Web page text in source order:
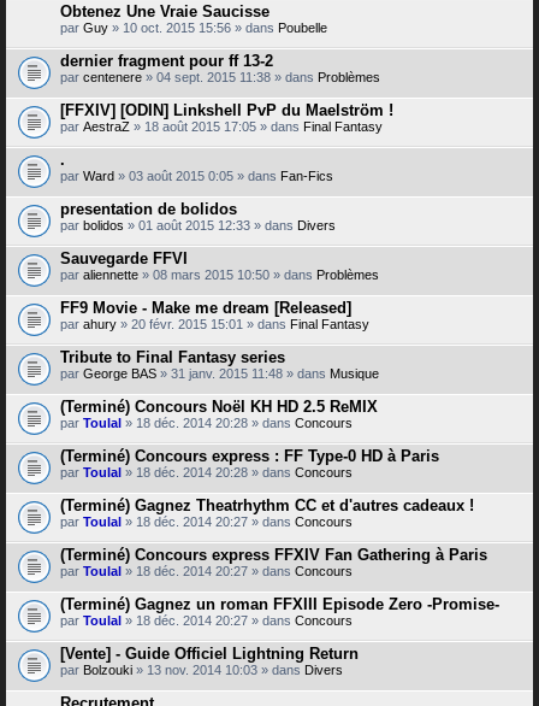
Obtenez Une Vraie Saucisse
par Guy » 10 oct. 2015 15:56 » dans Poubelle
dernier fragment pour ff 13-2
par centenere » 04 sept. 2015 11:38 » dans Problèmes
[FFXIV] [ODIN] Linkshell PvP du Maelström !
par AestraZ » 18 août 2015 17:05 » dans Final Fantasy
.
par Ward » 03 août 2015 0:05 » dans Fan-Fics
presentation de bolidos
par bolidos » 01 août 2015 12:33 » dans Divers
Sauvegarde FFVI
par aliennette » 08 mars 2015 10:50 » dans Problèmes
FF9 Movie - Make me dream [Released]
par ahury » 20 févr. 2015 15:01 » dans Final Fantasy
Tribute to Final Fantasy series
par George BAS » 31 janv. 2015 11:48 » dans Musique
(Terminé) Concours Noël KH HD 2.5 ReMIX
par Toulal » 18 déc. 2014 20:28 » dans Concours
(Terminé) Concours express : FF Type-0 HD à Paris
par Toulal » 18 déc. 2014 20:28 » dans Concours
(Terminé) Gagnez Theatrhythm CC et d'autres cadeaux !
par Toulal » 18 déc. 2014 20:27 » dans Concours
(Terminé) Concours express FFXIV Fan Gathering à Paris
par Toulal » 18 déc. 2014 20:27 » dans Concours
(Terminé) Gagnez un roman FFXIII Episode Zero -Promise-
par Toulal » 18 déc. 2014 20:27 » dans Concours
[Vente] - Guide Officiel Lightning Return
par Bolzouki » 13 nov. 2014 10:03 » dans Divers
Recrutement